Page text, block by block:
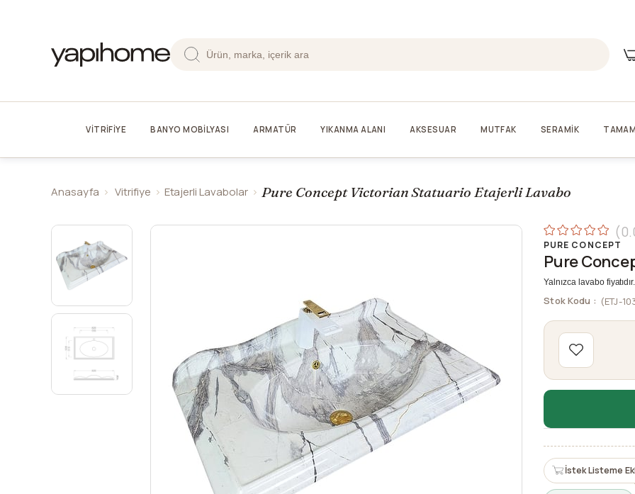
VİTRİFİYE BANYO MOBİLYASI ARMATÜR YIKANMA ALANI AKSESUAR MUTFAK SERAMİK
Anasayfa Vitrifiye Etajerli Lavabolar Pure Concept Victorian Statuario Etajerli Lavabo
PURE CONCEPT
Pure
Yalnızca lavabo
Stok Kodu (ETJ-
İstek Listeme